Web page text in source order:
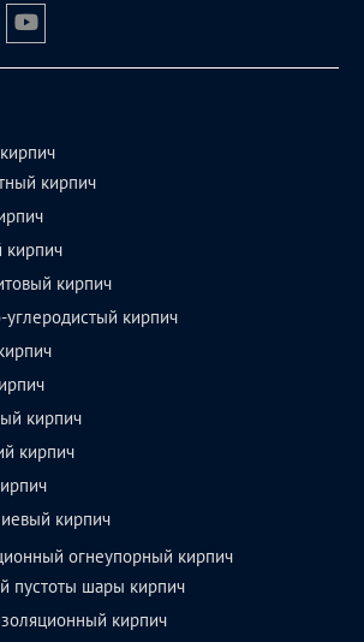
кирпич
кирпич
кирпич
кирпич
кирпич
кирпич
кирпич
огнеупорный кирпич
пустоты шары кирпич
кирпич